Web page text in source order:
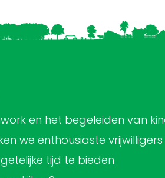
en het begeleiden van
we enthousiaste
tijd te bieden